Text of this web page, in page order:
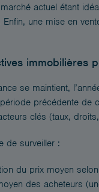
actuel étant
Enfin, une mise en
immobilières
se maintient,
précédente de
clés (taux,
de surveiller :
du prix moyen
des acheteurs